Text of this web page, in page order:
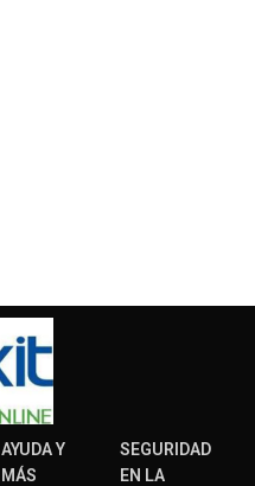
AYUDA Y
MÁS
SEGURIDAD
EN LA